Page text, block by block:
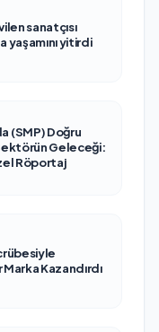
sanatçısı
yaşamını yitirdi
(SMP) Doğru
Geleceği:
Röportaj
Marka Kazandırdı